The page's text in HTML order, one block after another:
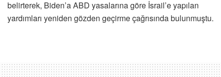
belirterek, Biden’a ABD yasalarına göre İsrail’e yapılan
yardımları yeniden gözden geçirme çağrısında bulunmuştu.